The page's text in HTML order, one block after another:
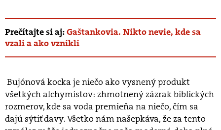
Prečítajte si aj:Gaštankovia. Nikto nevie, kde sa
vzali a ako vznikli
Bujónová kocka je niečo ako vysnený produkt
všetkých alchymistov: zhmotnený zázrak biblických
rozmerov, kde sa voda premieňa na niečo, čím sa
dajú sýtiť davy. Všetko nám našepkáva, že za tento